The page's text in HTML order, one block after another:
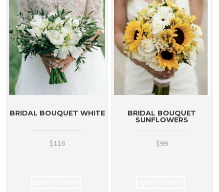
BRIDAL BOUQUET WHITE
$116
BRIDAL BOUQUET
SUNFLOWERS
$99